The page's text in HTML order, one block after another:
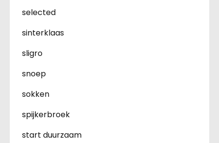
selected
sinterklaas
sligro
snoep
sokken
spijkerbroek
start duurzaam